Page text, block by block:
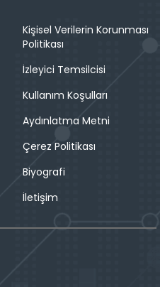
Kişisel Verilerin Korunması
Politikası
İzleyici Temsilcisi
Kullanım Koşulları
Aydınlatma Metni
Çerez Politikası
Biyografi
İletişim